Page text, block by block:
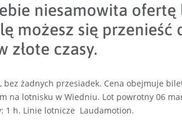
niesamowita ofertę
możesz się przenieść
złote czasy.
bez żadnych przesiadek. Cena obejmuje
na lotnisku w Wiedniu. Lot powrotny 06
1 h. Linie lotnicze Laudamotion.